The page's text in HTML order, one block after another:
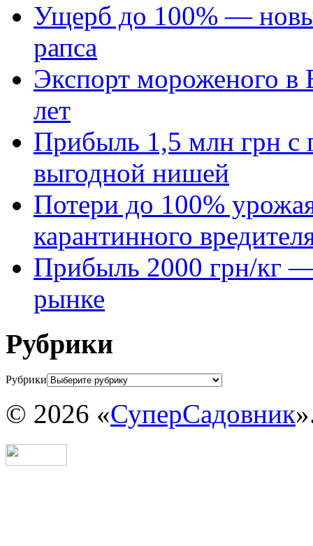
Ущерб до 100% —
рапса
Экспорт мороженого в
лет
Прибыль 1,5 млн грн с
выгодной нишей
Потери до 100%
карантинного
Прибыль 2000 грн/кг —
рынке
Рубрики
Рубрики
© 2026 «СуперСадовник